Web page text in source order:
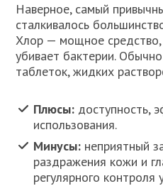
Наверное, самый
сталкивалось
Хлор — мощное
убивает бактерии.
таблеток, жидких
Плюсы: доступность,
использования.
Минусы: неприятный
раздражения кожи и
регулярного контроля